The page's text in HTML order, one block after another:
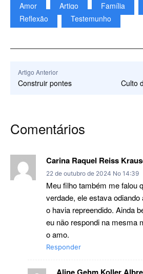
Amor Artigo Família
Reflexão
Testemunho
Artigo Anterior
Construir pontes Culto
Comentários
Carina Raquel Reiss
22 de outubro de 2024 No 14:39
Meu filho também me falou
verdade, ele estava
o havia repreendido. Ainda
eu não respondi na mesma
o amo.
Responder